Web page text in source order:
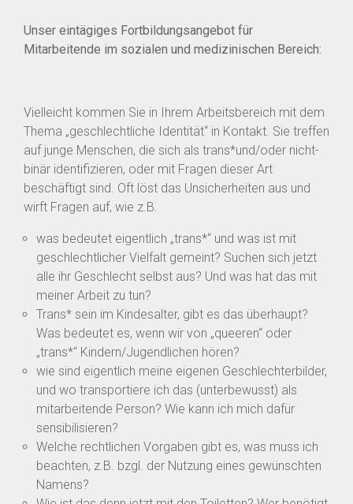
Unser eintägiges Fortbildungsangebot für
Mitarbeitende im sozialen und medizinischen Bereich:
Vielleicht kommen Sie in Ihrem Arbeitsbereich mit dem
Thema „geschlechtliche Identität“ in Kontakt. Sie treffen
auf junge Menschen, die sich als trans*und/oder nicht-
binär identifizieren, oder mit Fragen dieser Art
beschäftigt sind. Oft löst das Unsicherheiten aus und
wirft Fragen auf, wie z.B.
was bedeutet eigentlich „trans*“ und was ist mit
geschlechtlicher Vielfalt gemeint? Suchen sich jetzt
alle ihr Geschlecht selbst aus? Und was hat das mit
meiner Arbeit zu tun?
Trans* sein im Kindesalter, gibt es das überhaupt?
Was bedeutet es, wenn wir von „queeren“ oder
„trans*“ Kindern/Jugendlichen hören?
wie sind eigentlich meine eigenen Geschlechterbilder,
und wo transportiere ich das (unterbewusst) als
mitarbeitende Person? Wie kann ich mich dafür
sensibilisieren?
Welche rechtlichen Vorgaben gibt es, was muss ich
beachten, z.B. bzgl. der Nutzung eines gewünschten
Namens?